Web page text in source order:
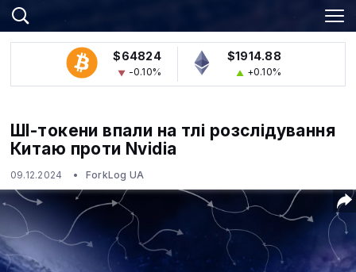
$64824
-0.10%
$1914.88
+0.10%
ШІ-токени впали на тлі розслідування
Китаю проти Nvidia
09.12.2024 ForkLog UA